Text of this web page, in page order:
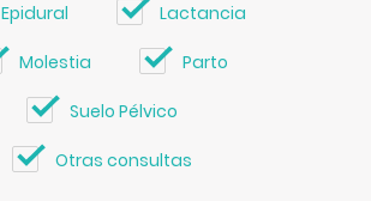
Epidural Lactancia
Molestia Parto
Suelo Pélvico
Otras consultas